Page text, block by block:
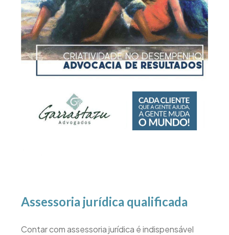
Assessoria jurídica qualificada
Contar com assessoria jurídica é indispensável